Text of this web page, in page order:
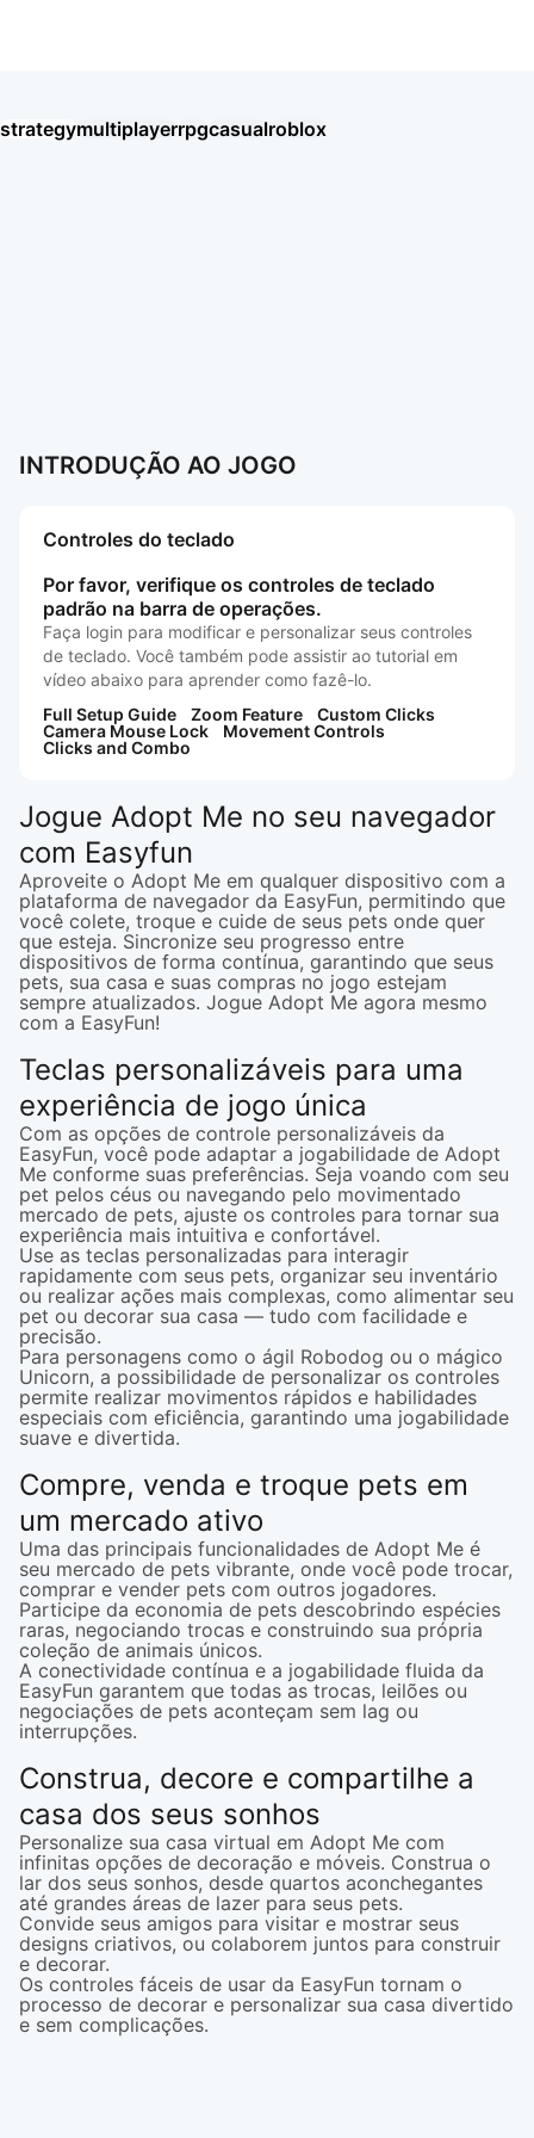
strategymultiplayerrpgcasualroblox
王國之歌（Top Heroes）
Doomsday: Last Survivors
Tiles Survive! — Мир плиток
Last Z: Survival Shooter
Chiến Tuyến Hướng Dương
Rise of Kingdoms - Gamota
INTRODUÇÃO AO JOGO
Controles do teclado
Por favor, verifique os controles de teclado
padrão na barra de operações.
Faça login para modificar e personalizar seus controles
de teclado. Você também pode assistir ao tutorial em
vídeo abaixo para aprender como fazê-lo.
Full Setup Guide
Zoom Feature
Custom Clicks
Camera Mouse Lock
Movement Controls
Clicks and Combo
Jogue Adopt Me no seu navegador
com Easyfun
Aproveite o Adopt Me em qualquer dispositivo com a
plataforma de navegador da EasyFun, permitindo que
você colete, troque e cuide de seus pets onde quer
que esteja. Sincronize seu progresso entre
dispositivos de forma contínua, garantindo que seus
pets, sua casa e suas compras no jogo estejam
sempre atualizados. Jogue Adopt Me agora mesmo
com a EasyFun!
Teclas personalizáveis para uma
experiência de jogo única
Com as opções de controle personalizáveis da
EasyFun, você pode adaptar a jogabilidade de Adopt
Me conforme suas preferências. Seja voando com seu
pet pelos céus ou navegando pelo movimentado
mercado de pets, ajuste os controles para tornar sua
experiência mais intuitiva e confortável.
Use as teclas personalizadas para interagir
rapidamente com seus pets, organizar seu inventário
ou realizar ações mais complexas, como alimentar seu
pet ou decorar sua casa — tudo com facilidade e
precisão.
Para personagens como o ágil Robodog ou o mágico
Unicorn, a possibilidade de personalizar os controles
permite realizar movimentos rápidos e habilidades
especiais com eficiência, garantindo uma jogabilidade
suave e divertida.
Compre, venda e troque pets em
um mercado ativo
Uma das principais funcionalidades de Adopt Me é
seu mercado de pets vibrante, onde você pode trocar,
comprar e vender pets com outros jogadores.
Participe da economia de pets descobrindo espécies
raras, negociando trocas e construindo sua própria
coleção de animais únicos.
A conectividade contínua e a jogabilidade fluida da
EasyFun garantem que todas as trocas, leilões ou
negociações de pets aconteçam sem lag ou
interrupções.
Construa, decore e compartilhe a
casa dos seus sonhos
Personalize sua casa virtual em Adopt Me com
infinitas opções de decoração e móveis. Construa o
lar dos seus sonhos, desde quartos aconchegantes
até grandes áreas de lazer para seus pets.
Convide seus amigos para visitar e mostrar seus
designs criativos, ou colaborem juntos para construir
e decorar.
Os controles fáceis de usar da EasyFun tornam o
processo de decorar e personalizar sua casa divertido
e sem complicações.